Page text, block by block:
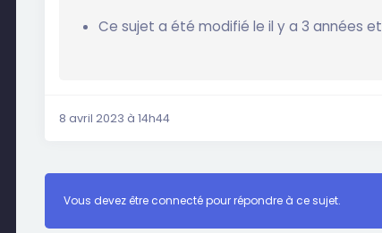
Ce sujet a été modifié le il y a 3 années
8 avril 2023 à 14h44
Vous devez être connecté pour répondre à ce sujet.